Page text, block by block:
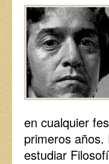
en cualquier
primeros
estudiar